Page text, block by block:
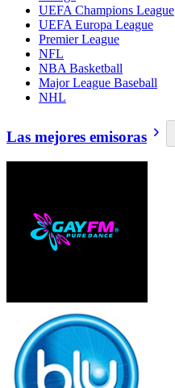
UEFA Champions League
UEFA Europa League
Premier League
NFL
NBA Basketball
Major League Baseball
NHL
Las mejores emisoras